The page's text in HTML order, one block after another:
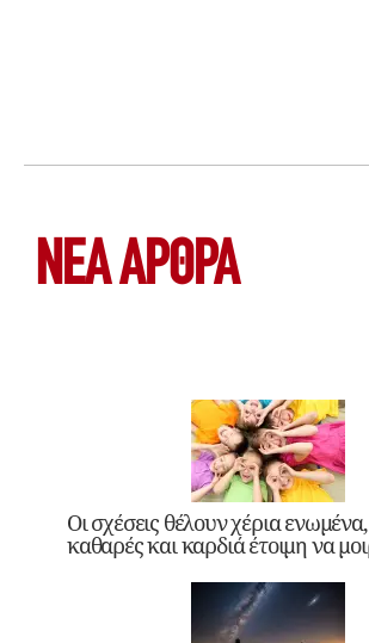
ΝΕΑ ΆΡΘΡΑ
Οι σχέσεις θέλουν χέρια
καθαρές και καρδιά έτοιμη να